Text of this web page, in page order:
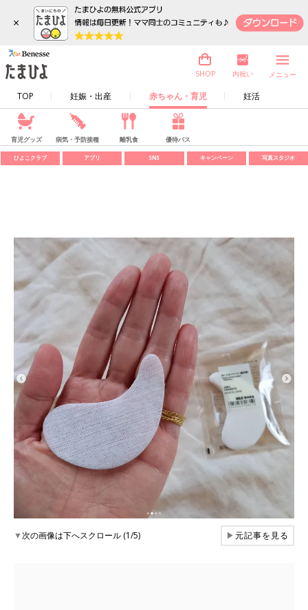
×
TOP 妊娠・出産 赤ちゃん・育児 妊活
SHOP 内祝い メニュー
育児グッズ 病気・予防接種 離乳食 優待パス
ひよこクラブ アプリ SNS キャンペーン 写真スタジオ
▼次の画像は下へスクロール (1/5) ▶元記事を見る